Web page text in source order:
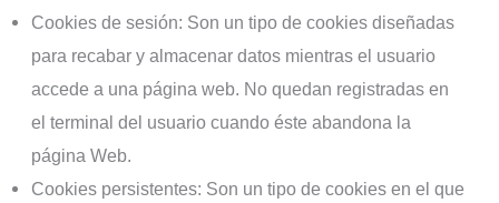
Cookies de sesión: Son un tipo de cookies diseñadas
para recabar y almacenar datos mientras el usuario
accede a una página web. No quedan registradas en
el terminal del usuario cuando éste abandona la
página Web.
Cookies persistentes: Son un tipo de cookies en el que